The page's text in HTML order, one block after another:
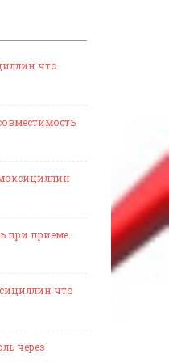
что
при приеме
что
через